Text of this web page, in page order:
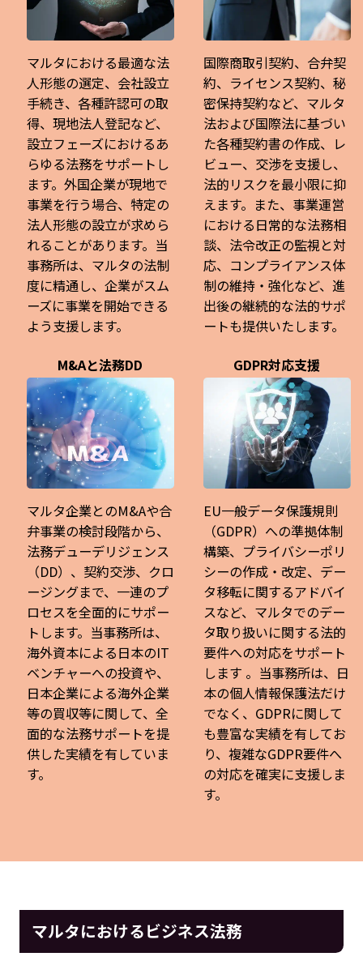
マルタにおける最適な法
人形態の選定、会社設立
手続き、各種許認可の取
得、現地法人登記など、
設立フェーズにおけるあ
らゆる法務をサポートし
ます。外国企業が現地で
事業を行う場合、特定の
法人形態の設立が求めら
れることがあります。当
事務所は、マルタの法制
度に精通し、企業がスム
ーズに事業を開始できる
よう支援します。
国際商取引契約、合弁契
約、ライセンス契約、秘
密保持契約など、マルタ
法および国際法に基づい
た各種契約書の作成、レ
ビュー、交渉を支援し、
法的リスクを最小限に抑
えます。また、事業運営
における日常的な法務相
談、法令改正の監視と対
応、コンプライアンス体
制の維持・強化など、進
出後の継続的な法的サポ
ートも提供いたします。
M&Aと法務DD
マルタ企業とのM&Aや合
弁事業の検討段階から、
法務デューデリジェンス
（DD）、契約交渉、クロ
ージングまで、一連のプ
ロセスを全面的にサポー
トします。当事務所は、
海外資本による日本のIT
ベンチャーへの投資や、
日本企業による海外企業
等の買収等に関して、全
面的な法務サポートを提
供した実績を有していま
す。
GDPR対応支援
EU一般データ保護規則
（GDPR）への準拠体制
構築、プライバシーポリ
シーの作成・改定、デー
タ移転に関するアドバイ
スなど、マルタでのデー
タ取り扱いに関する法的
要件への対応をサポート
します 。当事務所は、日
本の個人情報保護法だけ
でなく、GDPRに関して
も豊富な実績を有してお
り、複雑なGDPR要件へ
の対応を確実に支援しま
す。
マルタにおけるビジネス法務